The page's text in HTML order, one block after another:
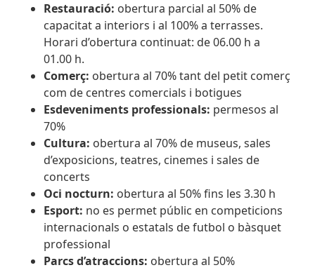
Restauració: obertura parcial al 50% de
capacitat a interiors i al 100% a terrasses.
Horari d’obertura continuat: de 06.00 h a
01.00 h.
Comerç: obertura al 70% tant del petit comerç
com de centres comercials i botigues
Esdeveniments professionals: permesos al
70%
Cultura: obertura al 70% de museus, sales
d’exposicions, teatres, cinemes i sales de
concerts
Oci nocturn: obertura al 50% fins les 3.30 h
Esport: no es permet públic en competicions
internacionals o estatals de futbol o bàsquet
professional
Parcs d’atraccions: obertura al 50%